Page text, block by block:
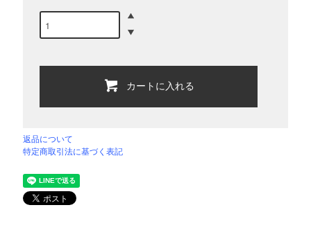
カートに入れる
返品について
特定商取引法に基づく表記